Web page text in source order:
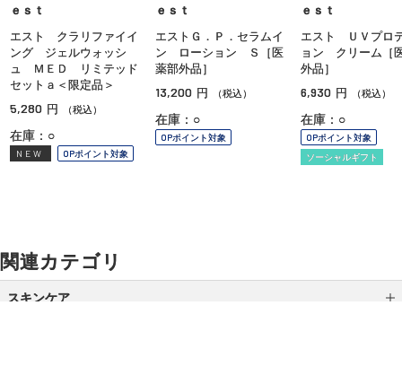
ｅｓｔ
エスト クラリファイイ
ング ジェルウォッシ
ュ ＭＥＤ リミテッド
セットａ＜限定品＞
5,280 円 （税込）
在庫：○
NEW OPポイント対象
ｅｓｔ
エストＧ．Ｐ．セラムイ
ン ローション Ｓ［医
薬部外品］
13,200 円 （税込）
在庫：○
OPポイント対象
ｅｓｔ
エスト ＵＶプロ
ョン クリーム［
外品］
6,930 円 （税込）
在庫：○
OPポイント対象
ソーシャルギフト
関連カテゴリ
スキンケア